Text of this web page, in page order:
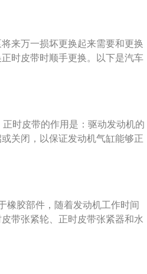
助机构都将无法正常运转，从而
非常必要。
来万一损坏更换起来需要和更换
时皮带时顺手更换。以下是汽车
机的正常工作至关重要，一旦
附件，如正时皮带张紧轮、正时
每次更换皮带时要仔细检查这些
期检查正时皮带的使用情况，如
老化，行驶时有异响，需要注意
时皮带的作用是：驱动发动机的
关闭，以保证发动机气缸能够正
、宽1895mm、高1885mm，
配的是5挡手动变速箱。
橡胶部件，随着发动机工作时间
带张紧轮、正时皮带张紧器和水
时皮带的发动机，厂家都会有
机皮带卸掉。